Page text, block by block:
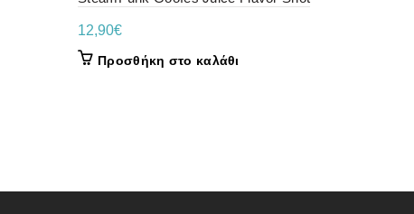
12,90€
Προσθήκη στο καλάθι